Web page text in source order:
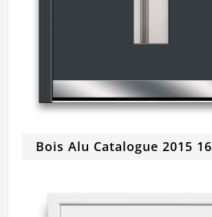
Bois Alu Catalogue 2015 16